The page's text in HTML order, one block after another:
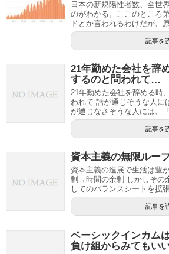
日本の新規陽性者数、全世
のがわかる。ここのところ
ドとか言われるわけだが、
記事を
21年勤めた会社を辞
するのと問われて…
21年勤めた会社を辞める時
われて 話が通じそうな人に
が通じなさそうな人には、
記事を
資本主義の無限ルー
資本主義の進展で生活は豊
剰→時間の余剰 しかしその
してのバランスシートを拡
記事を
ベーシックインカム
負け組からみてもい